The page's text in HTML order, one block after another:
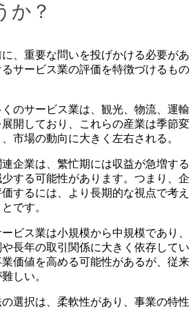
か？
、重要な問いを投げかける必要があ
サービス業の評価を特徴づけるもの
のサービス業は、観光、物流、運輸
開しており、これらの産業は季節変
市場の動向に大きく左右される。
企業は、繁忙期には収益が急増する
する可能性があります。つまり、企
するには、より長期的な視点で考え
です。
ビス業は小規模から中規模であり、
長年の取引関係に大きく依存してい
価値を高める可能性があるが、従来
しい。
選択は、柔軟性があり、事業の特性